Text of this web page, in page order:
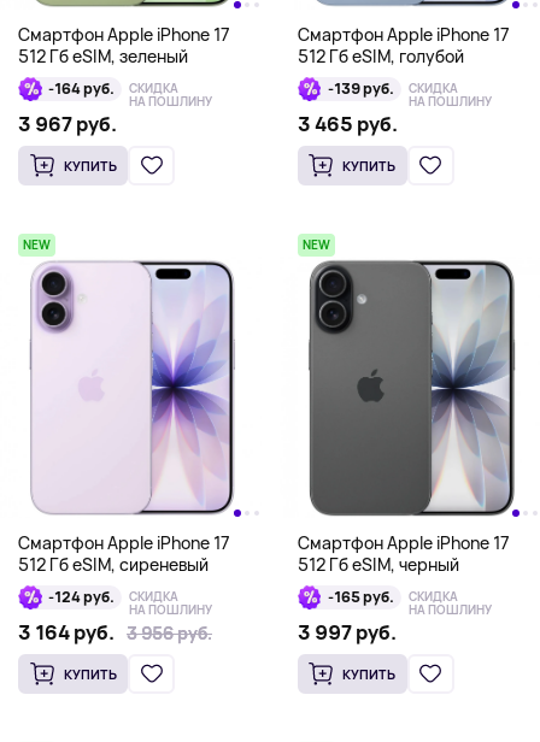
Смартфон Apple iPhone 17
512 Гб eSIM, зеленый
-164 руб. СКИДКА
НА ПОШЛИНУ
3 967 руб.
КУПИТЬ
Смартфон Apple iPhone 17
512 Гб eSIM, голубой
-139 руб. СКИДКА
НА ПОШЛИНУ
3 465 руб.
КУПИТЬ
NEW
Смартфон Apple iPhone 17
512 Гб eSIM, сиреневый
-124 руб. СКИДКА
НА ПОШЛИНУ
3 956 руб.
3 164 руб. 3 956 руб.
КУПИТЬ
NEW
Смартфон Apple iPhone 17
512 Гб eSIM, черный
-165 руб. СКИДКА
НА ПОШЛИНУ
3 997 руб.
КУПИТЬ